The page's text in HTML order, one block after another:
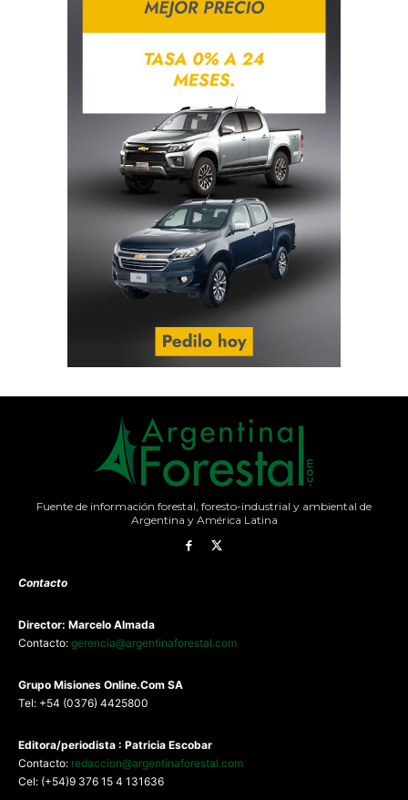
Fuente de información forestal, foresto-industrial y ambiental de
Argentina y América Latina
Contacto
Director: Marcelo Almada
Contacto: gerencia@argentinaforestal.com
Grupo Misiones Online.Com SA
Tel: +54 (0376) 4425800
Editora/periodista : Patricia Escobar
Contacto: redaccion@argentinaforestal.com
Cel: (+54)9 376 15 4 131636